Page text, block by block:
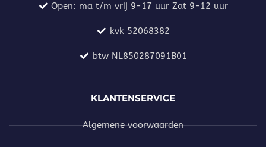
Open: ma t/m vrij 9-17 uur Zat 9-12 uur
kvk 52068382
btw NL850287091B01
KLANTENSERVICE
Algemene voorwaarden